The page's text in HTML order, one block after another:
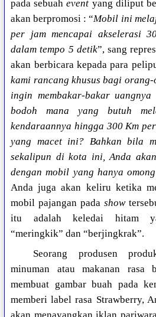
pada sebuahevent yang diliput
akan berpromosi : “Mobil ini
per jam mencapai akselerasi
dalam tempo 5 detik”, sang
akan berbicara kepada para
kami rancang khusus bagi
ingin membakar-bakar
bodoh mana yang butuh
kendaraannya hingga 300 Km
yang macet ini? Bahkan bila
sekalipun di kota ini, Anda
dengan mobil yang hanya
Anda juga akan keliru ketika
mobil pajangan padashow
itu adalah keledai hitam
“meringkik” dan “berjingkrak”.
Seorang produsen
minuman atau makanan rasa
membuat gambar buah pada
memberi label rasa Strawberry,